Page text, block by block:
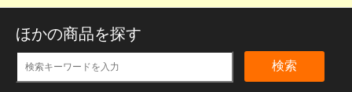
ほかの商品を探す
検索